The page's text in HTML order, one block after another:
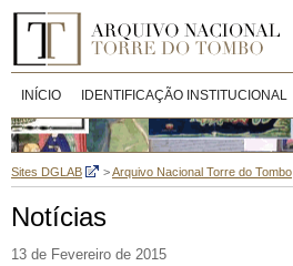
INÍCIO IDENTIFICAÇÃO INSTITUCIONAL
Sites DGLAB >Arquivo Nacional Torre do Tombo
Notícias
13 de Fevereiro de 2015